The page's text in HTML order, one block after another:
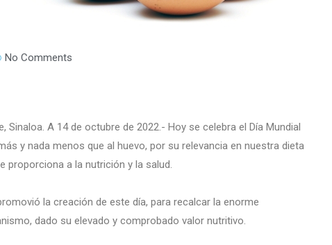
No Comments
Sinaloa. A 14 de octubre de 2022.- Hoy se celebra el Día Mundial
y nada menos que al huevo, por su relevancia en nuestra dieta
proporciona a la nutrición y la salud.
la creación de este día, para recalcar la enorme
dado su elevado y comprobado valor nutritivo.